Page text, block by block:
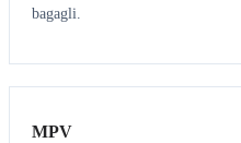
bagagli.
7 7
MPV